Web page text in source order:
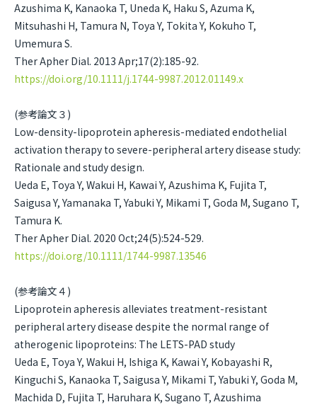
Azushima K, Kanaoka T, Uneda K, Haku S, Azuma K,
Mitsuhashi H, Tamura N, Toya Y, Tokita Y, Kokuho T,
Umemura S.
Ther Apher Dial. 2013 Apr;17(2):185-92.
https://doi.org/10.1111/j.1744-9987.2012.01149.x
(参考論文３)
Low-density-lipoprotein apheresis-mediated endothelial
activation therapy to severe-peripheral artery disease study:
Rationale and study design.
Ueda E, Toya Y, Wakui H, Kawai Y, Azushima K, Fujita T,
Saigusa Y, Yamanaka T, Yabuki Y, Mikami T, Goda M, Sugano T,
Tamura K.
Ther Apher Dial. 2020 Oct;24(5):524-529.
https://doi.org/10.1111/1744-9987.13546
(参考論文４)
Lipoprotein apheresis alleviates treatment-resistant
peripheral artery disease despite the normal range of
atherogenic lipoproteins: The LETS-PAD study
Ueda E, Toya Y, Wakui H, Ishiga K, Kawai Y, Kobayashi R,
Kinguchi S, Kanaoka T, Saigusa Y, Mikami T, Yabuki Y, Goda M,
Machida D, Fujita T, Haruhara K, Sugano T, Azushima